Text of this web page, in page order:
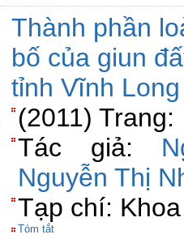
Thành phần
bố của giun
tỉnh Vĩnh Long
(2011) Trang:
Tác giả:
Nguyễn Thị
Tạp chí:
Tóm tắt